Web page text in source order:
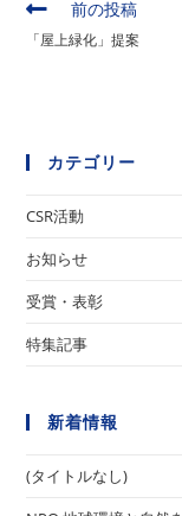
そ
の
他
読
前の投稿
「屋上緑化」提案
カテゴリー
CSR活動
お知らせ
受賞・表彰
特集記事
新着情報
(タイトルなし)